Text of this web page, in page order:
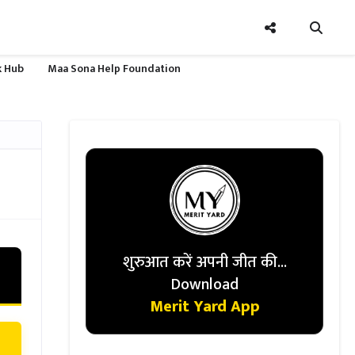
Hub Maa Sona Help Foundation
शुरुआत करें अपनी जीत की...
Download
Merit Yard App